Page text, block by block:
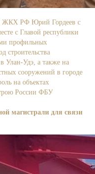
и ЖКХ РФ Юрий Гордеев с
с Главой республики
профильных
строительства
Улан-Удэ, а также на
сооружений в городе
на объектах
России ФБУ
магистрали для связи